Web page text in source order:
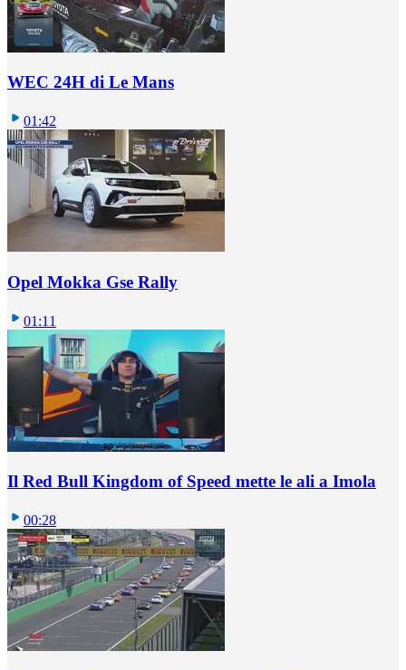
WEC 24H di Le Mans
01:42
Opel Mokka Gse Rally
01:11
Il Red Bull Kingdom of Speed mette le ali a Imola
00:28